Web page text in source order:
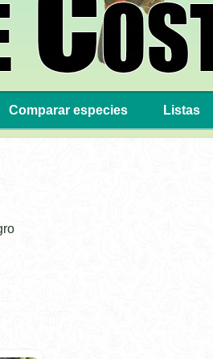
Comparar especies Listas